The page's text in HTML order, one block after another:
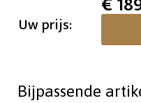
Uw prijs:
Bijpassende